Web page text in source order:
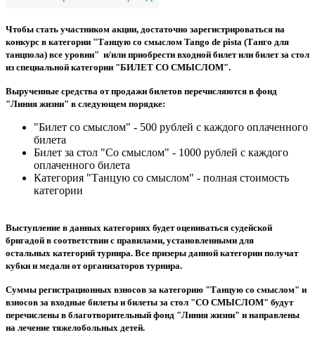
Чтобы стать участником акции, достаточно зарегистрироваться на
конкурс в категории "Танцую со смыслом Tango de pista (Танго для
танцпола) все уровни" и/или приобрести входной билет или билет за стол
из специальной категории "БИЛЕТ СО СМЫСЛОМ".
Вырученные средства от продажи билетов перечисляются в фонд
"Линия жизни" в следующем порядке:
"Билет со смыслом" - 500 рублей с каждого оплаченного
билета
Билет за стол "Со смыслом" - 1000 рублей с каждого
оплаченного билета
Категория "Танцую со смыслом" - полная стоимость
категории
Выступление в данных категориях будет оцениваться судейской
бригадой в соответствии с правилами, установленными для
остальных категорий турнира. Все призеры данной категории получат
кубки и медали от организаторов турнира.
Суммы регистрационных взносов за категорию "Танцую со смыслом" и
взносов за входные билеты и билеты за стол "СО СМЫСЛОМ" будут
перечислены в благотворительный фонд "Линия жизни" и направлены
на лечение тяжелобольных детей.